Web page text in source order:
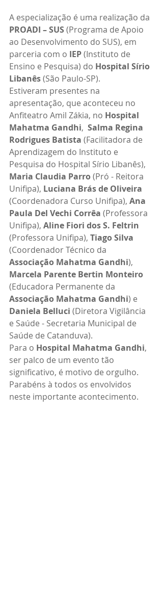
A especialização é uma realização da
PROADI – SUS (Programa de Apoio
ao Desenvolvimento do SUS), em
parceria com o IEP (Instituto de
Ensino e Pesquisa) do Hospital Sírio
Libanês (São Paulo-SP).
Estiveram presentes na
apresentação, que aconteceu no
Anfiteatro Amil Zákia, no Hospital
Mahatma Gandhi, Salma Regina
Rodrigues Batista (Facilitadora de
Aprendizagem do Instituto e
Pesquisa do Hospital Sírio Libanês),
Maria Claudia Parro (Pró - Reitora
Unifipa), Luciana Brás de Oliveira
(Coordenadora Curso Unifipa), Ana
Paula Del Vechi Corrêa (Professora
Unifipa), Aline Fiori dos S. Feltrin
(Professora Unifipa), Tiago Silva
(Coordenador Técnico da
Associação Mahatma Gandhi),
Marcela Parente Bertin Monteiro
(Educadora Permanente da
Associação Mahatma Gandhi) e
Daniela Belluci (Diretora Vigilância
e Saúde - Secretaria Municipal de
Saúde de Catanduva).
Para o Hospital Mahatma Gandhi,
ser palco de um evento tão
significativo, é motivo de orgulho.
Parabéns à todos os envolvidos
neste importante acontecimento.